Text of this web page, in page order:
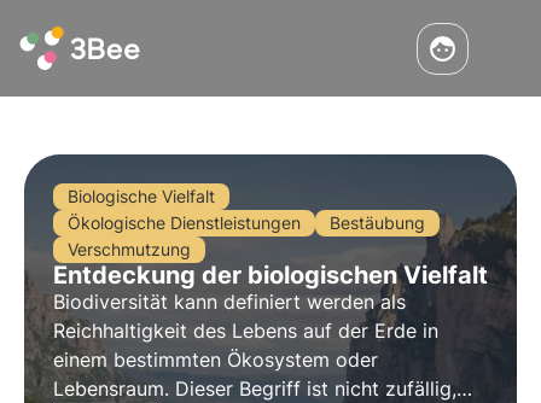
Biologische Vielfalt
Ökologische Dienstleistungen
Bestäubung
Verschmutzung
Entdeckung der biologischen Vielfalt
Biodiversität kann definiert werden als
Reichhaltigkeit des Lebens auf der Erde in
einem bestimmten Ökosystem oder
Lebensraum. Dieser Begriff ist nicht zufällig,